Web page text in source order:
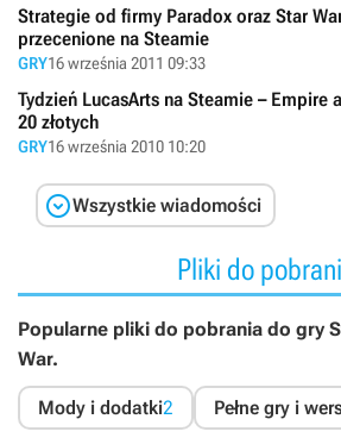
Strategie od firmy Paradox oraz Star
przecenione na Steamie
GRY16 września 2011 09:33
Tydzień LucasArts na Steamie – Empire
20 złotych
GRY16 września 2010 10:20
Wszystkie wiadomości
Pliki do
Popularne pliki do pobrania do gry
War.
Mody i dodatki2 Pełne gry i